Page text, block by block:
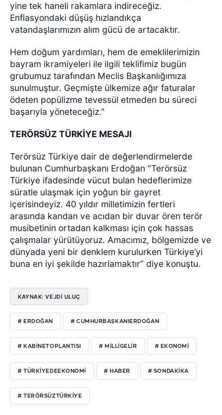
yine tek haneli rakamlara indireceğiz.
Enflasyondaki düşüş hızlandıkça
vatandaşlarımızın alım gücü de artacaktır.
Hem doğum yardımları, hem de emeklilerimizin
bayram ikramiyeleri ile ilgili teklifimiz bugün
grubumuz tarafından Meclis Başkanlığımıza
sunulmuştur. Geçmişte ülkemize ağır faturalar
ödeten popülizme tevessül etmeden bu süreci
başarıyla yöneteceğiz."
TERÖRSÜZ TÜRKİYE MESAJI
Terörsüz Türkiye dair de değerlendirmelerde
bulunan Cumhurbaşkanı Erdoğan “Terörsüz
Türkiye ifadesinde vücut bulan hedeflerimize
süratle ulaşmak için yoğun bir gayret
içerisindeyiz. 40 yıldır milletimizin fertleri
arasında kandan ve acıdan bir duvar ören terör
musibetinin ortadan kalkması için çok hassas
çalışmalar yürütüyoruz. Amacımız, bölgemizde ve
dünyada yeni bir denklem kurulurken Türkiye’yi
buna en iyi şekilde hazırlamaktır” diye konuştu.
KAYNAK: VEJDI ULUÇ
# ERDOĞAN # CUMHURBAŞKANIERDOĞAN
# KABINETOPLANTISI # MILLIGELIR # EKONOMI
# TÜRKIYEDEEKONOMI # HABER # SONDAKIKA
# TERÖRSÜZTÜRKIYE